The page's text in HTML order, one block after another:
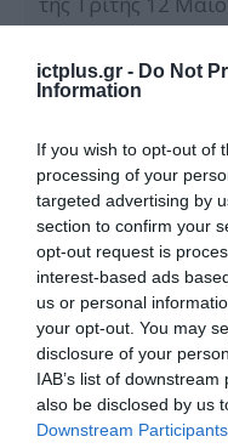
ictplus.gr - Do Not
Information
If you wish to opt-out of
processing of your
targeted advertising by
section to confirm your
opt-out request is
interest-based ads
us or personal
your opt-out. You may
disclosure of your
IAB’s list of
also be disclosed by us
Downstream Participants
Συμβούλιο είναι
(ATTICA MEDIA
Δημήτρης
Ταμίας:
MEDIA) Μέλος:
Μέλος: Σμαρώ […]